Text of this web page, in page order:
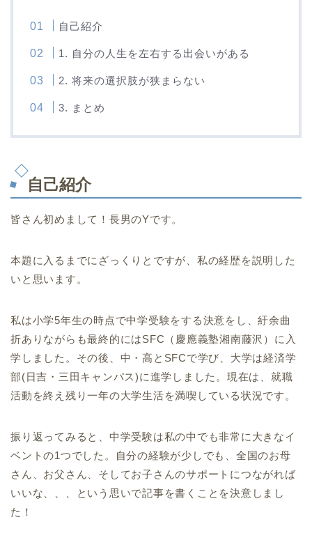
自己紹介
1. 自分の人生を左右する出会いがある
2. 将来の選択肢が狭まらない
3. まとめ
自己紹介
皆さん初めまして！長男のYです。
本題に入るまでにざっくりとですが、私の経歴を説明した
いと思います。
私は小学5年生の時点で中学受験をする決意をし、紆余曲
折ありながらも最終的にはSFC（慶應義塾湘南藤沢）に入
学しました。その後、中・高とSFCで学び、大学は経済学
部(日吉・三田キャンパス)に進学しました。現在は、就職
活動を終え残り一年の大学生活を満喫している状況です。
振り返ってみると、中学受験は私の中でも非常に大きなイ
ベントの1つでした。自分の経験が少しでも、全国のお母
さん、お父さん、そしてお子さんのサポートにつながれば
いいな、、、という思いで記事を書くことを決意しまし
た！